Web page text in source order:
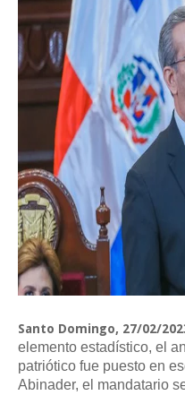
Santo Domingo, 27/02/
elemento estadístico, el
patriótico fue puesto en
Abinader, el mandatario